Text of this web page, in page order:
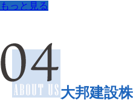
もっと見る
大邦建設